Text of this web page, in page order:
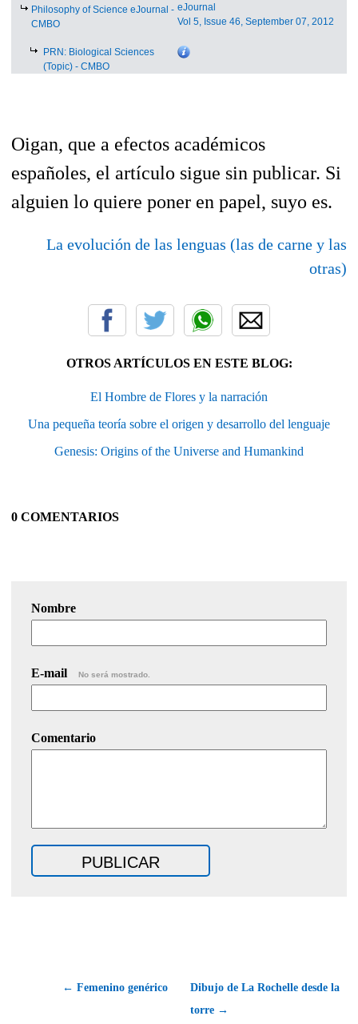
Philosophy of Science eJournal -
CMBO
PRN: Biological Sciences
(Topic) - CMBO
eJournal
Vol 5, Issue 46, September 07, 2012
Oigan, que a efectos académicos
españoles, el artículo sigue sin publicar. Si
alguien lo quiere poner en papel, suyo es.
La evolución de las lenguas (las de carne y las
otras)
OTROS ARTÍCULOS EN ESTE BLOG:
El Hombre de Flores y la narración
Una pequeña teoría sobre el origen y desarrollo del lenguaje
Genesis: Origins of the Universe and Humankind
0 COMENTARIOS
Nombre
E-mail No será mostrado.
Comentario
← Femenino genérico
Dibujo de La Rochelle desde la
torre →